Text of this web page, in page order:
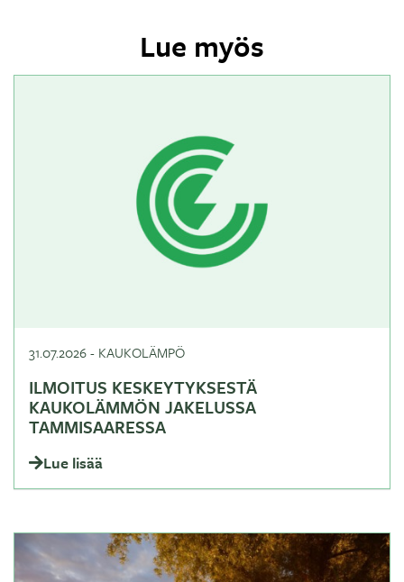
Lue myös
31.07.2026- KAUKOLÄMPÖ
ILMOITUS KESKEYTYKSESTÄ
KAUKOLÄMMÖN JAKELUSSA
TAMMISAARESSA
Lue lisää